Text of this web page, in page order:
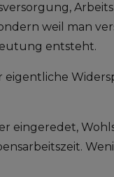
weil man
entsteht.
eigentliche
eingeredet,